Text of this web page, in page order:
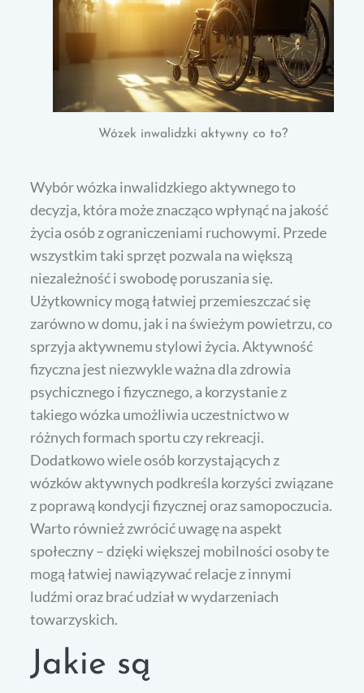
Wózek inwalidzki aktywny co to?
Wybór wózka inwalidzkiego aktywnego to
decyzja, która może znacząco wpłynąć na jakość
życia osób z ograniczeniami ruchowymi. Przede
wszystkim taki sprzęt pozwala na większą
niezależność i swobodę poruszania się.
Użytkownicy mogą łatwiej przemieszczać się
zarówno w domu, jak i na świeżym powietrzu, co
sprzyja aktywnemu stylowi życia. Aktywność
fizyczna jest niezwykle ważna dla zdrowia
psychicznego i fizycznego, a korzystanie z
takiego wózka umożliwia uczestnictwo w
różnych formach sportu czy rekreacji.
Dodatkowo wiele osób korzystających z
wózków aktywnych podkreśla korzyści związane
z poprawą kondycji fizycznej oraz samopoczucia.
Warto również zwrócić uwagę na aspekt
społeczny – dzięki większej mobilności osoby te
mogą łatwiej nawiązywać relacje z innymi
ludźmi oraz brać udział w wydarzeniach
towarzyskich.
Jakie są